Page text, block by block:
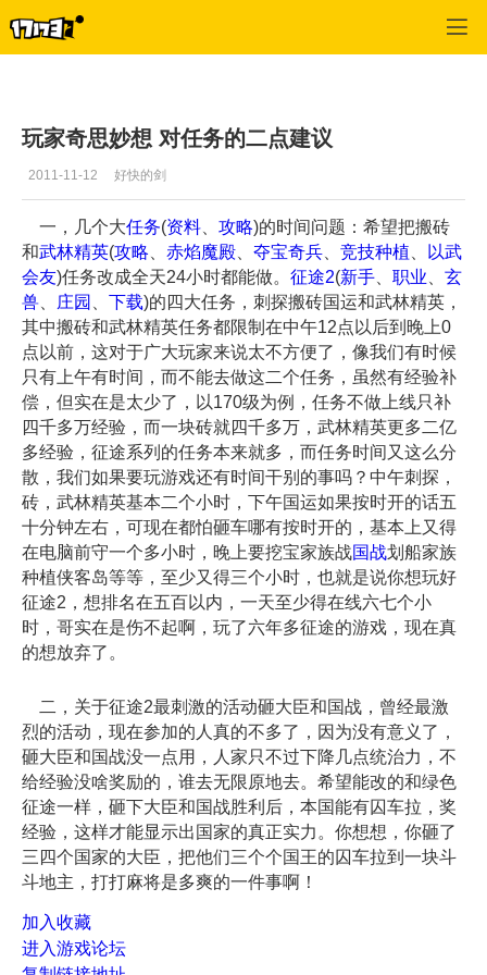
玩家奇思妙想 对任务的二点建议
2011-11-12 好快的剑
一，几个大任务(资料 攻略)的时间问题：希望把搬砖
和武林精英(攻略 赤焰魔殿 夺宝奇兵 竞技种植
以武
会友)任务改成全天24小时都能做。 征途2(新手 职业
玄
兽
庄园 下载)的四大任务，刺探搬砖国运和武林精英，
其中搬砖和武林精英任务都限制在中午12点以后到晚上0
点以前，这对于广大玩家来说太不方便了，像我们有时候
只有上午有时间，而不能去做这二个任务，虽然有经验补
偿，但实在是太少了，以170级为例，任务不做上线只补
四千多万经验，而一块砖就四千多万，武林精英更多二亿
多经验，征途系列的任务本来就多，而任务时间又这么分
散，我们如果要玩游戏还有时间干别的事吗？中午刺探，
砖，武林精英基本二个小时，下午国运如果按时开的话五
十分钟左右，可现在都怕砸车哪有按时开的，基本上又得
在电脑前守一个多小时，晚上要挖宝家族战国战划船家族
种植侠客岛等等，至少又得三个小时，也就是说你想玩好
征途2，想排名在五百以内，一天至少得在线六七个小
时，哥实在是伤不起啊，玩了六年多征途的游戏，现在真
的想放弃了。
二，关于征途2最刺激的活动砸大臣和国战，曾经最激
烈的活动，现在参加的人真的不多了，因为没有意义了，
砸大臣和国战没一点用，人家只不过下降几点统治力，不
给经验没啥奖励的，谁去无限原地去。希望能改的和绿色
征途一样，砸下大臣和国战胜利后，本国能有囚车拉，奖
经验，这样才能显示出国家的真正实力。你想想，你砸了
三四个国家的大臣，把他们三个个国王的囚车拉到一块斗
斗地主，打打麻将是多爽的一件事啊！
加入收藏
进入游戏论坛